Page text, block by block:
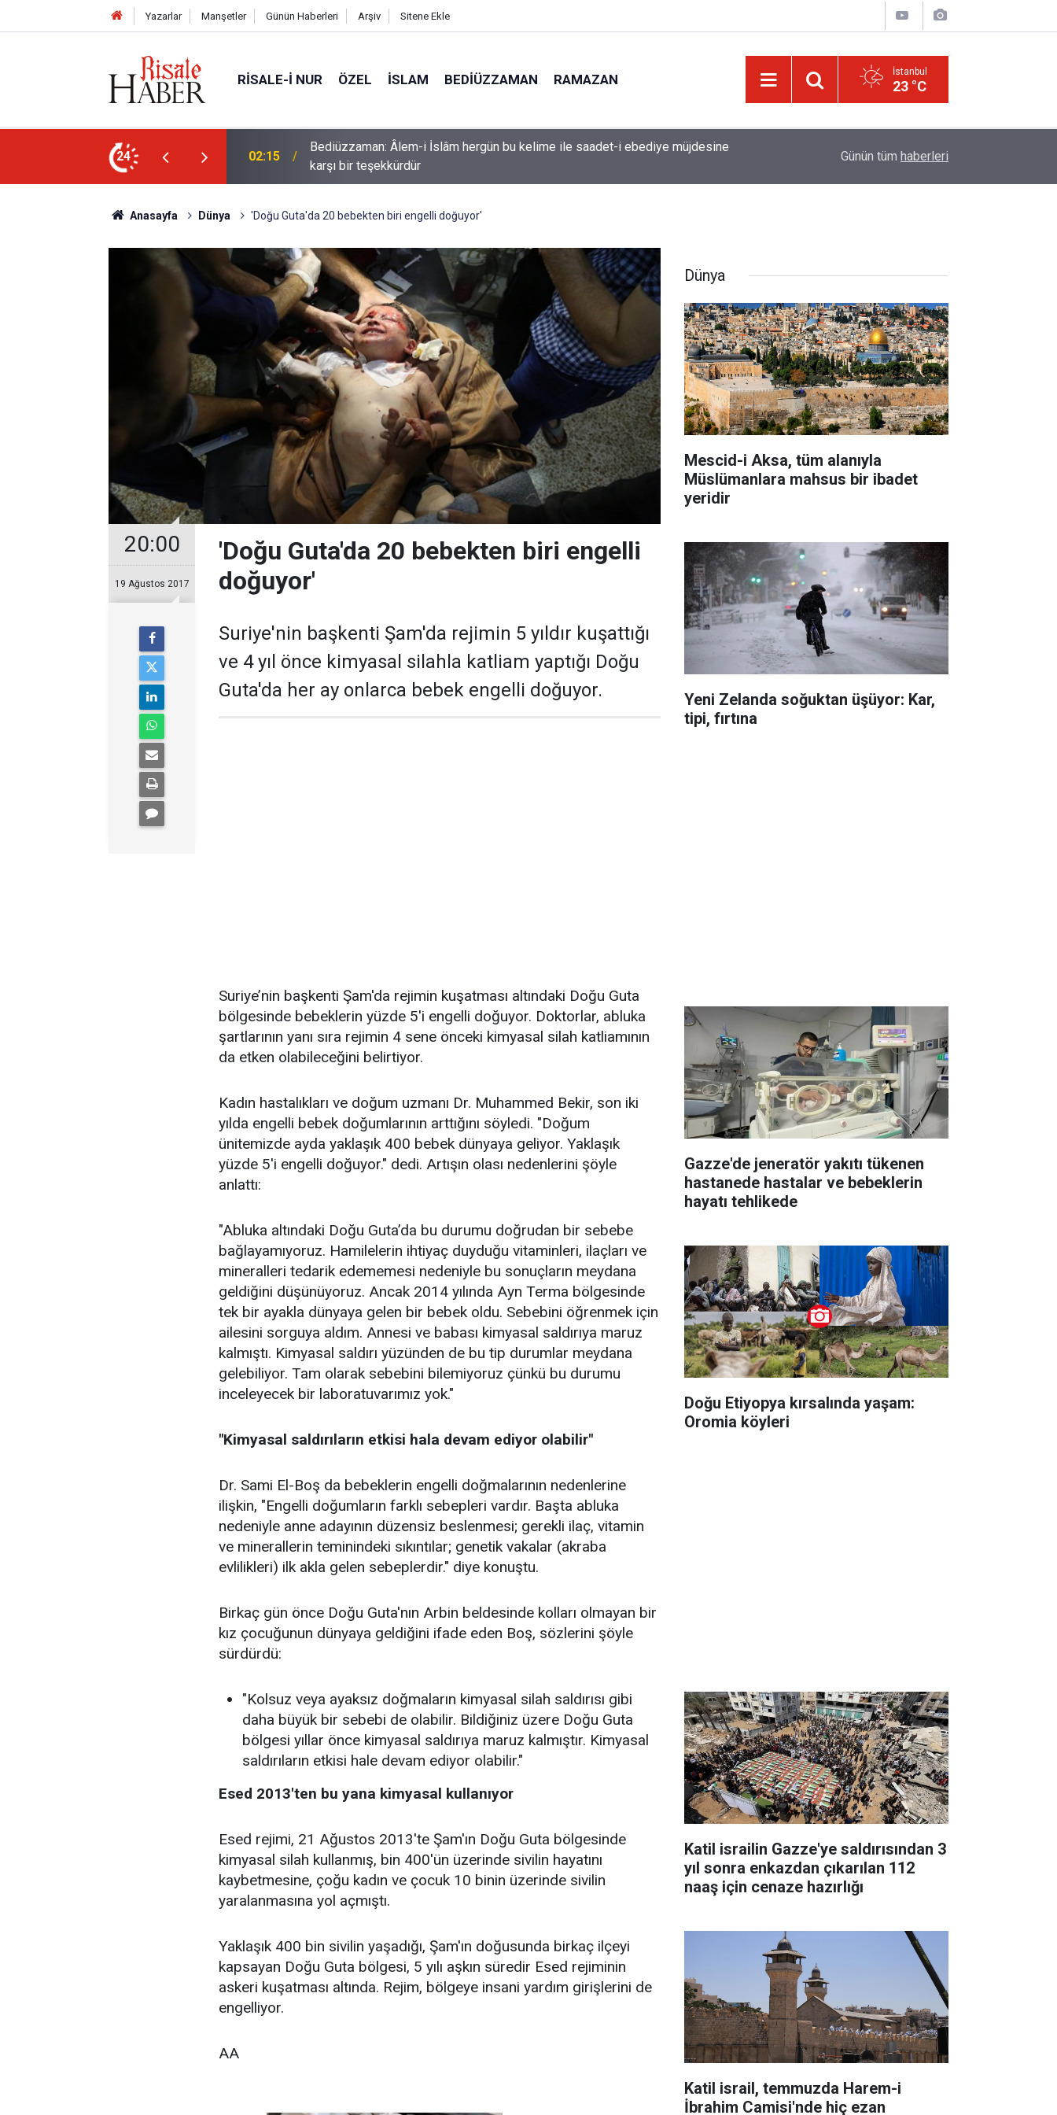
Yazarlar Manşetler Günün Haberleri Arşiv Sitene Ekle
RISALE-I NUR ÖZEL İSLAM BEDIÜZZAMAN RAMAZAN İstanbul
23 °C
24
bu kelime ile saadet-i ebediye müjdesine
01:45 Cimrilik etme ki, Allah da senden ihsanını kesmesin Bildirilmedi mi ki insan için, kendi çalıştığından
Günün tüm haberleri
Anasayfa Dünya 'Doğu Guta'da 20 bebekten biri engelli doğuyor'
20:00
19 Ağustos 2017
'Doğu Guta'da 20 bebekten biri engelli
doğuyor'
Suriye'nin başkenti Şam'da rejimin 5 yıldır kuşattığı
ve 4 yıl önce kimyasal silahla katliam yaptığı Doğu
Guta'da her ay onlarca bebek engelli doğuyor.
Suriye’nin başkenti Şam'da rejimin kuşatması altındaki Doğu Guta
bölgesinde bebeklerin yüzde 5'i engelli doğuyor. Doktorlar, abluka
şartlarının yanı sıra rejimin 4 sene önceki kimyasal silah katliamının
da etken olabileceğini belirtiyor.
Kadın hastalıkları ve doğum uzmanı Dr. Muhammed Bekir, son iki
yılda engelli bebek doğumlarının arttığını söyledi. "Doğum
ünitemizde ayda yaklaşık 400 bebek dünyaya geliyor. Yaklaşık
yüzde 5'i engelli doğuyor." dedi. Artışın olası nedenlerini şöyle
anlattı:
"Abluka altındaki Doğu Guta’da bu durumu doğrudan bir sebebe
bağlayamıyoruz. Hamilelerin ihtiyaç duyduğu vitaminleri, ilaçları ve
mineralleri tedarik edememesi nedeniyle bu sonuçların meydana
geldiğini düşünüyoruz. Ancak 2014 yılında Ayn Terma bölgesinde
tek bir ayakla dünyaya gelen bir bebek oldu. Sebebini öğrenmek için
ailesini sorguya aldım. Annesi ve babası kimyasal saldırıya maruz
kalmıştı. Kimyasal saldırı yüzünden de bu tip durumlar meydana
gelebiliyor. Tam olarak sebebini bilemiyoruz çünkü bu durumu
inceleyecek bir laboratuvarımız yok."
"Kimyasal saldırıların etkisi hala devam ediyor olabilir"
Dr. Sami El-Boş da bebeklerin engelli doğmalarının nedenlerine
ilişkin, "Engelli doğumların farklı sebepleri vardır. Başta abluka
nedeniyle anne adayının düzensiz beslenmesi; gerekli ilaç, vitamin
ve minerallerin teminindeki sıkıntılar; genetik vakalar (akraba
evlilikleri) ilk akla gelen sebeplerdir." diye konuştu.
Birkaç gün önce Doğu Guta'nın Arbin beldesinde kolları olmayan bir
kız çocuğunun dünyaya geldiğini ifade eden Boş, sözlerini şöyle
sürdürdü:
"Kolsuz veya ayaksız doğmaların kimyasal silah saldırısı gibi
daha büyük bir sebebi de olabilir. Bildiğiniz üzere Doğu Guta
bölgesi yıllar önce kimyasal saldırıya maruz kalmıştır. Kimyasal
saldırıların etkisi hale devam ediyor olabilir."
Esed 2013'ten bu yana kimyasal kullanıyor
Esed rejimi, 21 Ağustos 2013'te Şam'ın Doğu Guta bölgesinde
kimyasal silah kullanmış, bin 400'ün üzerinde sivilin hayatını
kaybetmesine, çoğu kadın ve çocuk 10 binin üzerinde sivilin
yaralanmasına yol açmıştı.
Yaklaşık 400 bin sivilin yaşadığı, Şam'ın doğusunda birkaç ilçeyi
kapsayan Doğu Guta bölgesi, 5 yılı aşkın süredir Esed rejiminin
askeri kuşatması altında. Rejim, bölgeye insani yardım girişlerini de
engelliyor.
AA
Dünya
Mescid-i Aksa, tüm alanıyla
Müslümanlara mahsus bir ibadet
yeridir
Yeni Zelanda soğuktan üşüyor: Kar,
tipi, fırtına
Gazze'de jeneratör yakıtı tükenen
hastanede hastalar ve bebeklerin
hayatı tehlikede
Doğu Etiyopya kırsalında yaşam:
Oromia köyleri
Katil israilin Gazze'ye saldırısından 3
yıl sonra enkazdan çıkarılan 112
naaş için cenaze hazırlığı
Katil israil, temmuzda Harem-i
İbrahim Camisi'nde hiç ezan